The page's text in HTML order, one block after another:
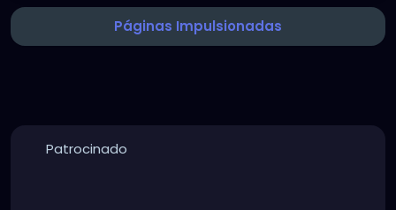
Páginas Impulsionadas
Patrocinado